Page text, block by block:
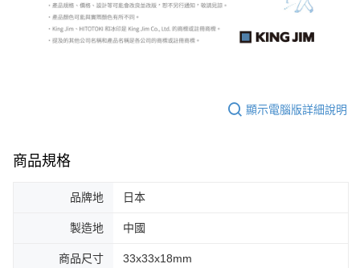
顯示電腦版詳細說明
商品規格
品牌地 日本
製造地 中國
商品尺寸 33x33x18mm